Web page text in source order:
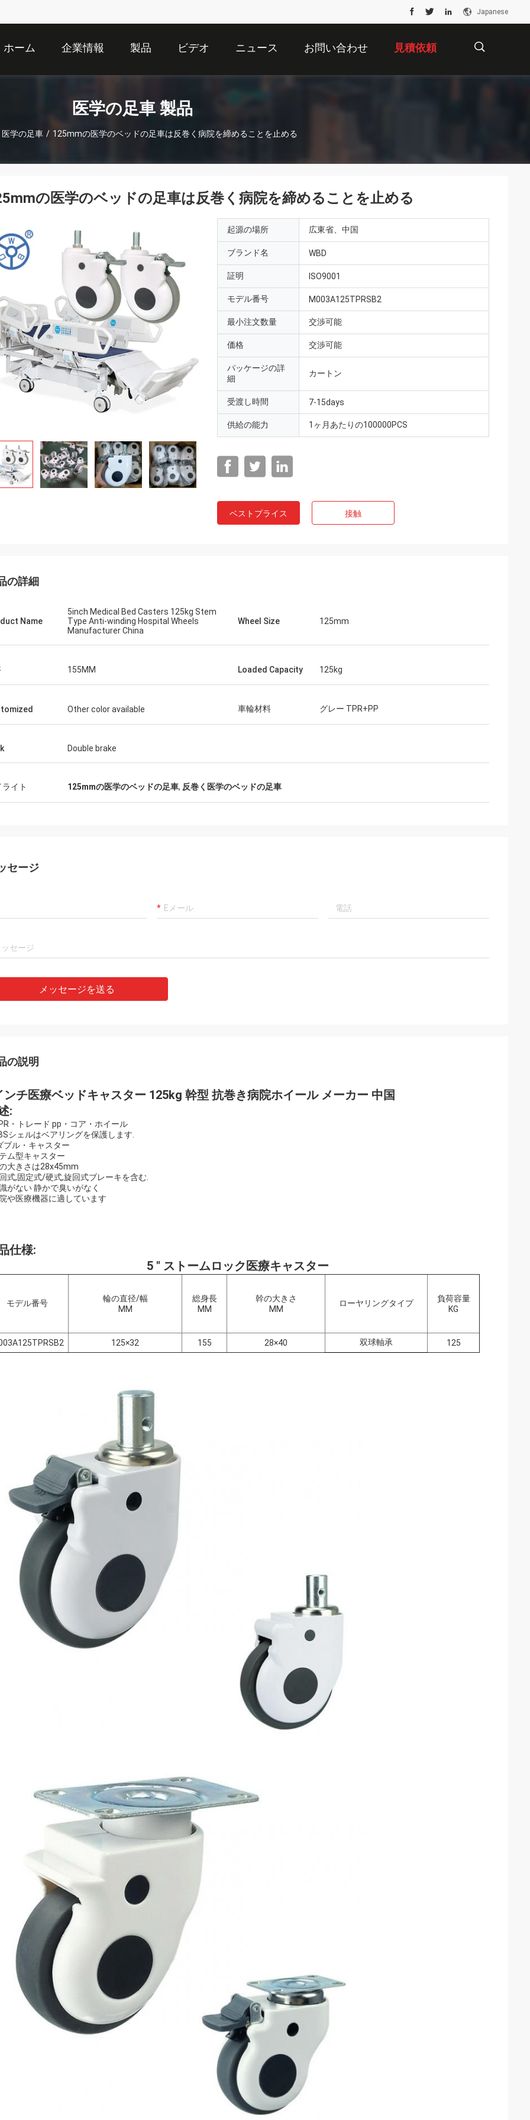
Japanese
ホーム 企業情報 製品 ビデオ ニュース お問い合わせ 見積依頼
医学の足車 製品
医学の足車 / 125mmの医学のベッドの足車は反巻く病院を締めることを止める
の医学のベッドの足車は反巻く病院を締めることを止める
起源の場所 広東省、中国
ブランド名 WBD
証明 ISO9001
モデル番号 M003A125TPRSB2
最小注文数量 交渉可能
価格 交渉可能
パッケージの詳
細
カートン
受渡し時間 7-15days
供給の能力 1ヶ月あたりの100000PCS
ベストプライス 接触
の詳細
Name
5inch Medical Bed Casters 125kg Stem
Type Anti-winding Hospital Wheels
Manufacturer China
Wheel Size 125mm
155MM Loaded Capacity 125kg
Other color available 車輪材料 グレー TPR+PP
Double brake
イト 125mmの医学のベッドの足車, 反巻く医学のベッドの足車
セージ
メッセージを送る
の説明
ンチ医療ベッドキャスター 125kg 幹型 抗巻き病院ホイール メーカー 中国
:
・トレード pp・コア・ホイール
シェルはベアリングを保護します.
ブル・キャスター
ム型キャスター
大きさは28x45mm
式,固定式/硬式,旋回式ブレーキを含む.
がない 静かで臭いがなく
や医療機器に適しています
仕様:
5 " ストームロック医療キャスター
モデル番号
輪の直径/幅
MM
総身長
MM
幹の大きさ
MM
ローヤリングタイプ
負荷容量
KG
125×32 155 28×40 双球軸承 125